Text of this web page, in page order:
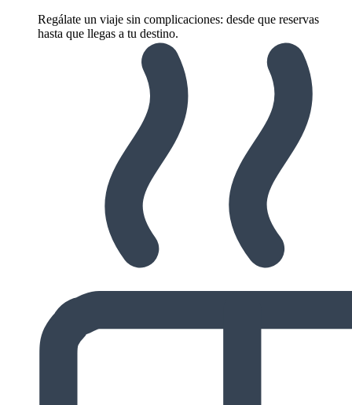
Regálate un viaje sin complicaciones: desde que reservas
hasta que llegas a tu destino.